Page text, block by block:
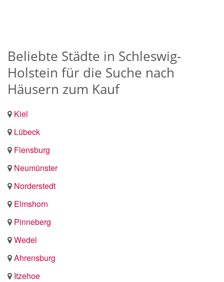
Beliebte Städte in Schleswig-
Holstein für die Suche nach
Häusern zum Kauf
Kiel
Lübeck
Flensburg
Neumünster
Norderstedt
Elmshorn
Pinneberg
Wedel
Ahrensburg
Itzehoe